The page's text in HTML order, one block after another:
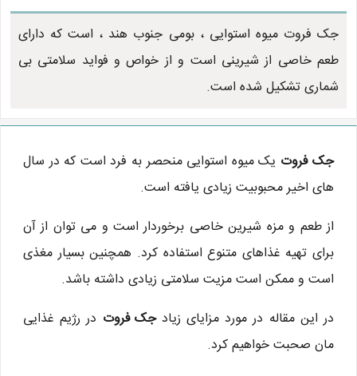
جک فروت میوه استوایی ، بومی جنوب هند ، است که دارای
طعم خاصی از شیرینی است و از خواص و فواید سلامتی بی
شماری تشکیل شده است.
جک فروت یک میوه استوایی منحصر به فرد است که در سال
های اخیر محبوبیت زیادی یافته است.
از طعم و مزه شیرین خاصی برخوردار است و می توان از آن
برای تهیه غذاهای متنوع استفاده کرد. همچنین بسیار مغذی
است و ممکن است مزیت سلامتی زیادی داشته باشد.
در این مقاله در مورد مزایای زیادجک فروت در رژیم غذایی
مان صحبت خواهیم کرد.